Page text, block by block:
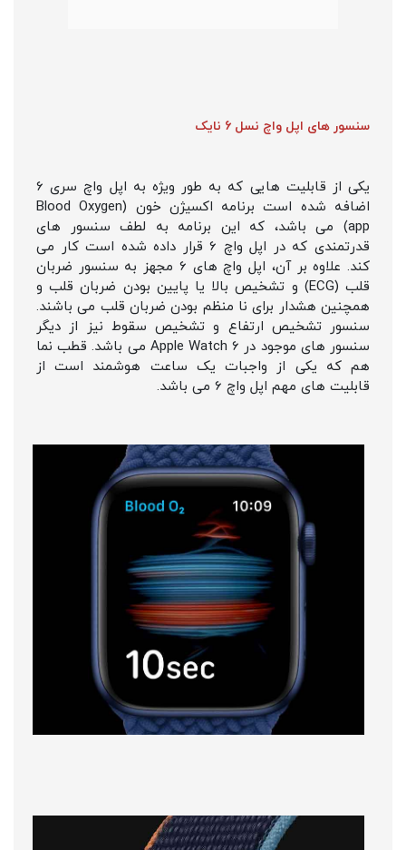
سنسور های اپل واچ نسل 6 نایک
یکی از قابلیت هایی که به طور ویژه به اپل واچ سری 6
اضافه شده است برنامه اکسیژن خون (Blood Oxygen
app) می باشد، که این برنامه به لطف سنسور های
قدرتمندی که در اپل واچ 6 قرار داده شده است کار می
کند. علاوه بر آن، اپل واچ های 6 مجهز به سنسور ضربان
قلب (ECG) و تشخیص بالا یا پایین بودن ضربان قلب و
همچنین هشدار برای نا منظم بودن ضربان قلب می باشند.
سنسور تشخیص ارتفاع و تشخیص سقوط نیز از دیگر
سنسور های موجود در Apple Watch 6 می باشد. قطب نما
هم که یکی از واجبات یک ساعت هوشمند است از
قابلیت های مهم اپل واچ 6 می باشد.